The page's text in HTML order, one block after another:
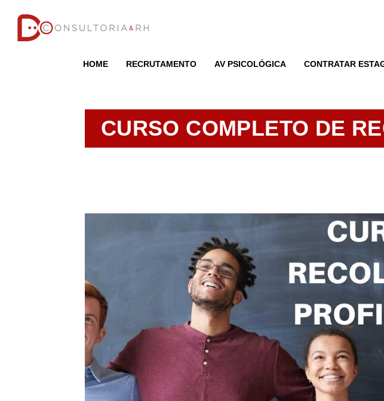
HOME RECRUTAMENTO AV PSICOLÓGICA CONTRATAR
CURSO COMPLETO DE